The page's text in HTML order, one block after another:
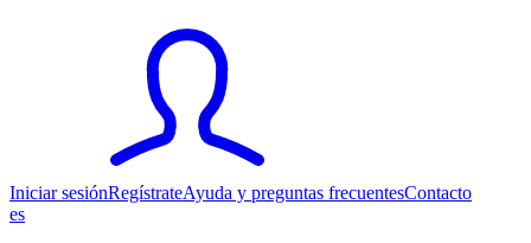
Iniciar sesiónRegístrateAyuda y preguntas frecuentesContacto
es